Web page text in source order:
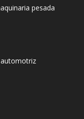
pesada
automotriz